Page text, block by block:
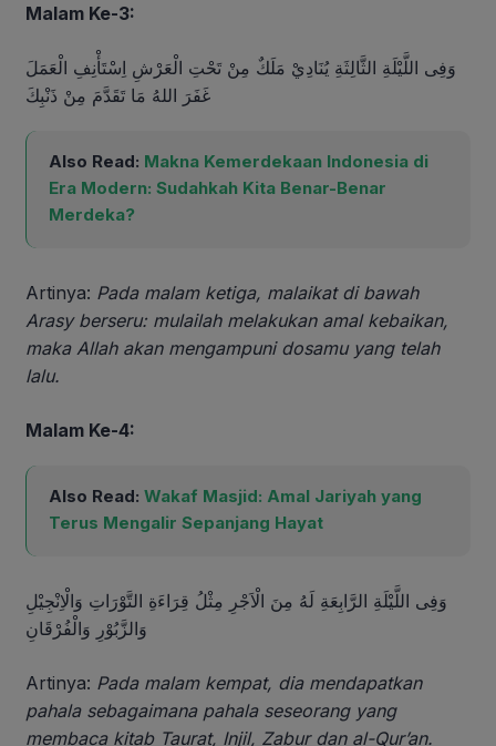
Malam Ke-3:
وَفِى اللَّيْلَةِ الثَّالِثَةِ يُنَادِيْ مَلَكٌ مِنْ تَحْتِ الْعَرْشِ اِسْتَأْنِفِ الْعَمَلَ
غَفَرَ اللهُ مَا تَقَدَّمَ مِنْ ذَنْبِكَ
Also Read: Makna Kemerdekaan Indonesia di
Era Modern: Sudahkah Kita Benar-Benar
Merdeka?
Artinya: Pada malam ketiga, malaikat di bawah
Arasy berseru: mulailah melakukan amal kebaikan,
maka Allah akan mengampuni dosamu yang telah
lalu.
Malam Ke-4:
Also Read: Wakaf Masjid: Amal Jariyah yang
Terus Mengalir Sepanjang Hayat
وَفِى اللَّيْلَةِ الرَّابِعَةِ لَهُ مِنَ الْاَجْرِ مِثْلُ قِرَاءَةِ التَّوْرَاتِ وَالْاِنْجِيْلِ
وَالزَّبُوْرِ وَالْفُرْقَانِ
Artinya: Pada malam kempat, dia mendapatkan
pahala sebagaimana pahala seseorang yang
membaca kitab Taurat, Injil, Zabur dan al-Qur’an.